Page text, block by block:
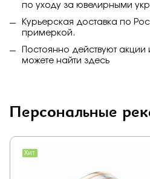
по уходу за ювелирными
Курьерская доставка по
примеркой.
Постоянно действуют
можете найти здесь
Персональные